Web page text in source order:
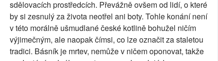
RUBRIKY
PLNÁ VERZE STRÁNEK
sdělovacích prostředcích. Převážně ovšem od lidí, o které
by si zesnulý za života neotřel ani boty. Tohle konání není
v této morálně ušmudlané české kotlině bohužel ničím
výjimečným, ale naopak čímsi, co lze označit za staletou
tradici. Básník je mrtev, nemůže v ničem oponovat, takže